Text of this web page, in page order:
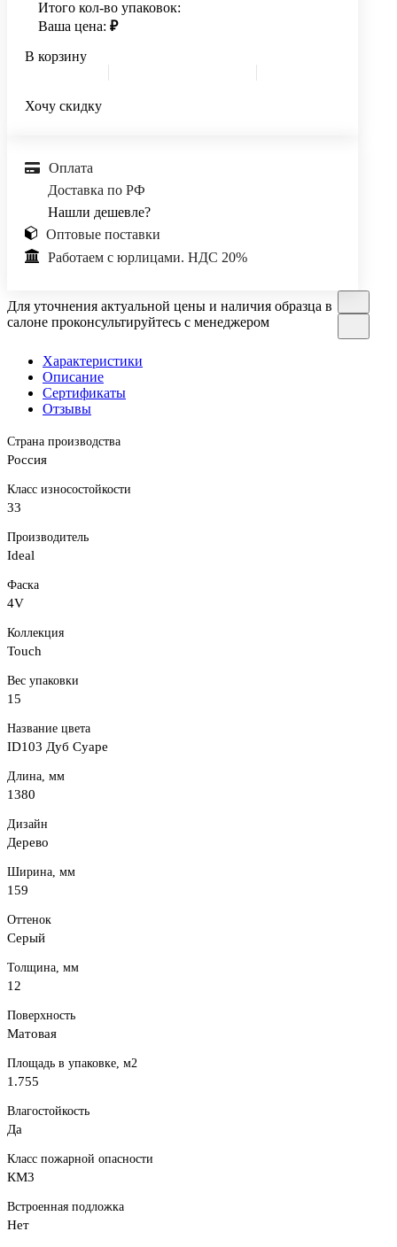
Итого кол-во упаковок:
Ваша цена: ₽
В корзину
Хочу скидку
Оплата
Доставка по РФ
Нашли дешевле?
Оптовые поставки
Работаем с юрлицами. НДС 20%
Для уточнения актуальной цены и наличия образца в
салоне проконсультируйтесь с менеджером
Характеристики
Описание
Сертификаты
Отзывы
Страна производства
Россия
Класс износостойкости
33
Производитель
Ideal
Фаска
4V
Коллекция
Touch
Вес упаковки
15
Название цвета
ID103 Дуб Суаре
Длина, мм
1380
Дизайн
Дерево
Ширина, мм
159
Оттенок
Серый
Толщина, мм
12
Поверхность
Матовая
Площадь в упаковке, м2
1.755
Влагостойкость
Да
Класс пожарной опасности
КМ3
Встроенная подложка
Нет